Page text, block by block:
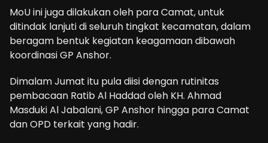
MoU ini juga dilakukan oleh para Camat, untuk
ditindak lanjuti di seluruh tingkat kecamatan, dalam
beragam bentuk kegiatan keagamaan dibawah
koordinasi GP Anshor.
Dimalam Jumat itu pula diisi dengan rutinitas
pembacaan Ratib Al Haddad oleh KH. Ahmad
Masduki Al Jabalani, GP Anshor hingga para Camat
dan OPD terkait yang hadir.